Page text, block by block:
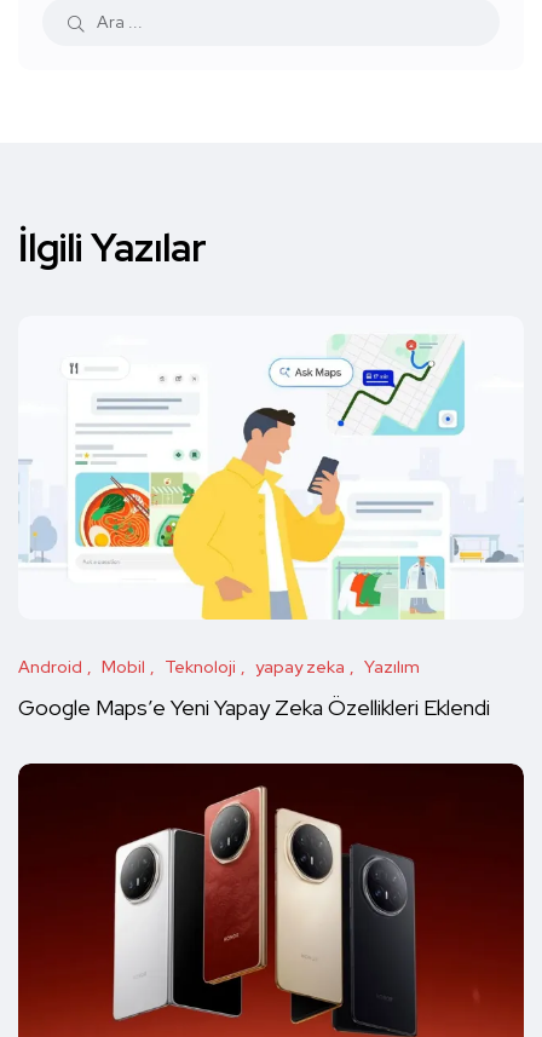
İlgili Yazılar
Android Mobil Teknoloji yapay zeka Yazılım
Google Maps’e Yeni Yapay Zeka Özellikleri Eklendi